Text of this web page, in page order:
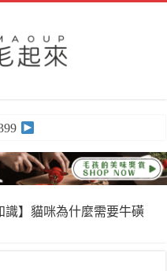
識】貓咪為什麼需要牛磺